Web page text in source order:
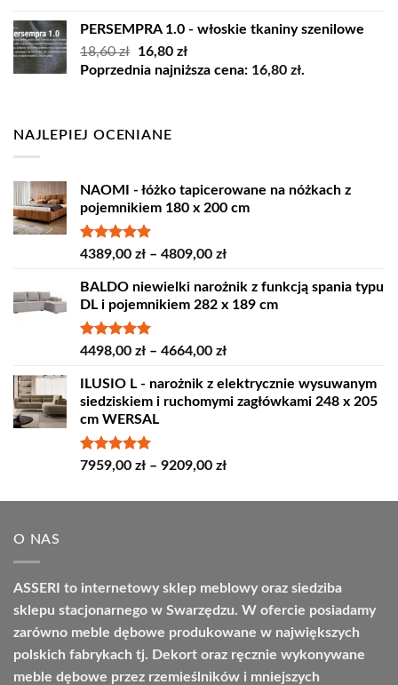
PERSEMPRA 1.0 - włoskie tkaniny szenilowe
18,60zł
Pierwotna
cena
16,80 złAktualna
cena
Poprzednia najniższa cena: 16,80 zł.
NAJLEPIEJ OCENIANE
NAOMI - łóżko tapicerowane na nóżkach z
pojemnikiem 180 x 200 cm
Oceniono
4389,00 zł – 4809,00 złZakres
od
4389,00 zł
4809,00 zł
BALDO niewielki narożnik z funkcją spania typu
DL i pojemnikiem 282 x 189 cm
Oceniono
4498,00 zł – 4664,00 złZakres
od
4498,00 zł
ILUSIO L - narożnik z elektrycznie wysuwanym
siedziskiem i ruchomymi zagłówkami 248 x 205
cm WERSAL
Oceniono
7959,00 zł – 9209,00 złZakres
od
O NAS
ASSERI to internetowy sklep meblowy oraz siedziba
sklepu stacjonarnego w Swarzędzu. W ofercie posiadamy
zarówno meble dębowe produkowane w największych
polskich fabrykach tj. Dekort oraz ręcznie wykonywane
meble dębowe przez rzemieślników i mniejszych